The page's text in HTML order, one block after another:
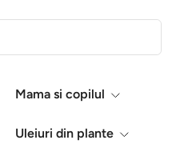
Mama si copilul
Uleiuri din plante